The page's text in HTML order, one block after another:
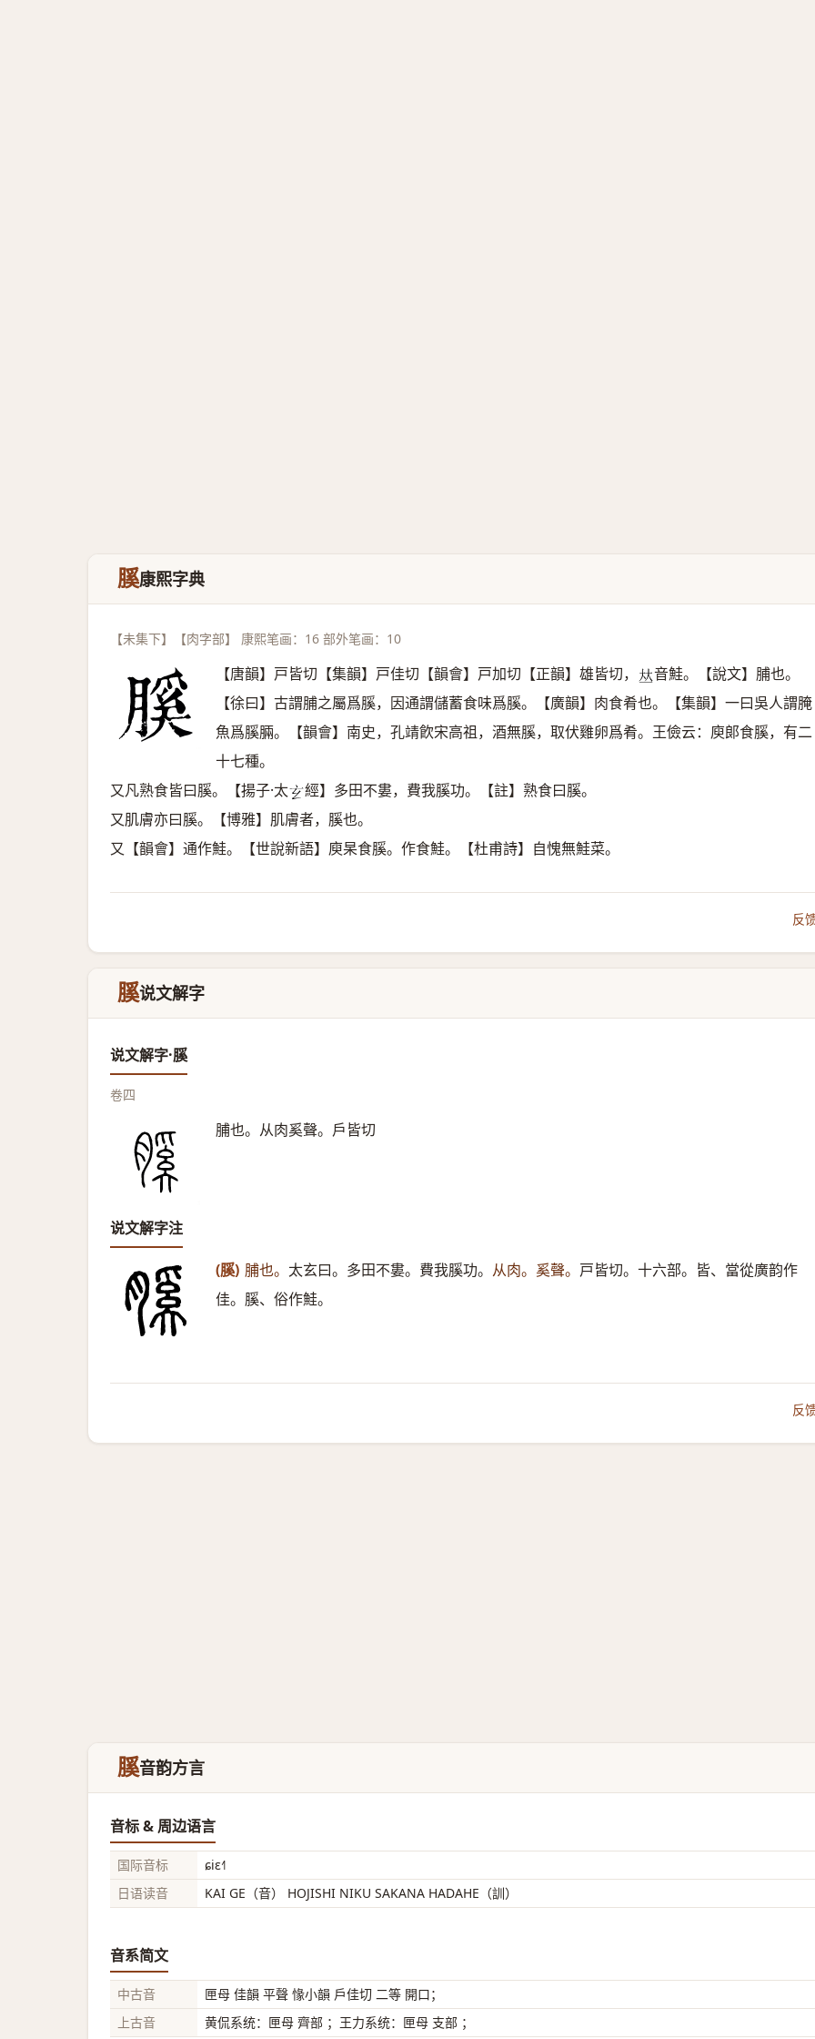
膎康熙字典
【未集下】【肉字部】 康熙笔画：16 部外笔画：10
【唐韻】戸皆切【集韻】戸佳切【韻會】戸加切【正韻】雄皆切， 𠀤音鮭。【說文】脯也。
【徐曰】古謂脯之屬爲膎，因通謂儲蓄食味爲膎。【廣韻】肉食肴也。【集韻】一曰吳人謂腌
魚爲膎脼。【韻會】南史，孔靖飮宋高祖，酒無膎，取伏雞卵爲肴。王儉云：庾郞食膎，有二
十七種。
又凡熟食皆曰膎。【揚子·太𤣥 經】多田不婁，費我膎功。【註】熟食曰膎。
又肌膚亦曰膎。【博雅】肌膚者，膎也。
又【韻會】通作鮭。【世說新語】庾杲食膎。作食鮭。【杜甫詩】自愧無鮭菜。
反
膎说文解字
说文解字·膎
卷四
脯也。从肉奚聲。戶皆切
说文解字注
(膎) 脯也。 太玄曰。多田不婁。費我膎功。 从肉。奚聲。 戸皆切。十六部。皆、當從廣韵作
佳。膎、俗作鮭。
反
膎音韵方言
音标 & 周边语言
国际音标
ɕiɛ˧˥
日语读音
KAI GE（音） HOJISHI NIKU SAKANA HADAHE（訓）
音系简文
中古音
匣母 佳韻 平聲 㥟小韻 戶佳切 二等 開口；
上古音
黄侃系统：匣母 齊部 ；王力系统：匣母 支部 ；